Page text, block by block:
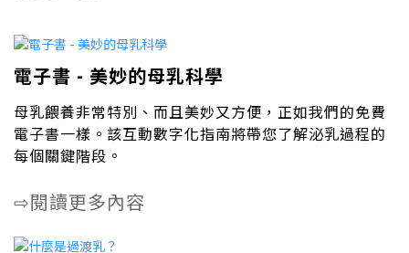
電子書 - 美妙的母乳科學
母乳餵養非常特別、而且美妙又方便，正如我們的免費
電子書一樣。該互動數字化指南將帶您了解泌乳過程的
每個關鍵階段。
⇨閱讀更多內容